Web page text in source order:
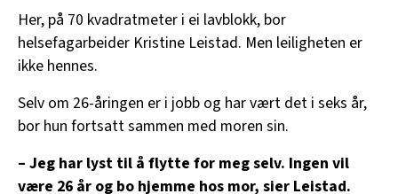
Her, på 70 kvadratmeter i ei lavblokk, bor
helsefagarbeider Kristine Leistad. Men leiligheten er
ikke hennes.
Selv om 26-åringen er i jobb og har vært det i seks år,
bor hun fortsatt sammen med moren sin.
– Jeg har lyst til å flytte for meg selv. Ingen vil
være 26 år og bo hjemme hos mor, sier Leistad.